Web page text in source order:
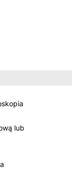
lub